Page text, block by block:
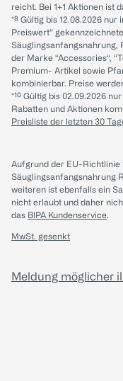
reicht. Bei 1+1 Aktionen ist
*⁸ Gültig bis 12.08.2026 nur
Preiswert“
Säuglingsanfangsnahrung,
der Marke “Accessories“,
Premium- Artikel sowie
kombinierbar. Preise
*¹⁰ Gültig bis 02.09.2026
Rabatten und Aktionen
Preisliste der letzten 30
Aufgrund der EU-Richtlinie
Säuglingsanfangsnahrung
weiteren ist ebenfalls ein
nicht erlaubt und daher
das BIPA Kundenservice.
MwSt. gesenkt
Meldung möglicher